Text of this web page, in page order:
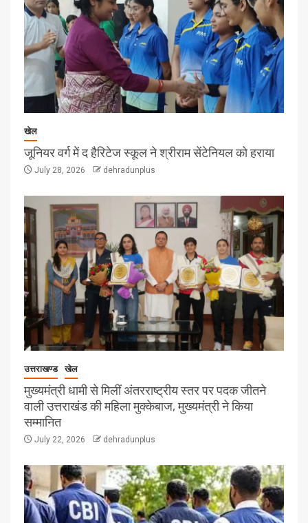
खेल
जूनियर वर्ग में द हैरिटेज स्कूल ने श्रीराम सेंटेनियल को हराया
July 28, 2026 dehradunplus
उत्तराखण्ड खेल
मुख्यमंत्री धामी से मिलीं अंतरराष्ट्रीय स्तर पर पदक जीतने
वाली उत्तराखंड की महिला मुक्केबाज, मुख्यमंत्री ने किया
सम्मानित
July 22, 2026 dehradunplus